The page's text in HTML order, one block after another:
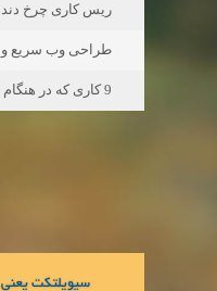
ریس کاری چرخ دنده
طراحی وب سریع
9 کاری که در هنگام طراحی سایت باید از آن دوری کنید
سیویلتکت